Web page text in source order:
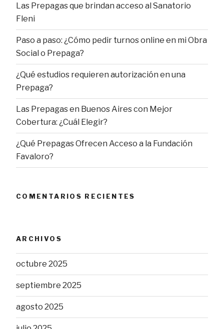
Las Prepagas que brindan acceso al Sanatorio
Fleni
Paso a paso: ¿Cómo pedir turnos online en mi Obra
Social o Prepaga?
¿Qué estudios requieren autorización en una
Prepaga?
Las Prepagas en Buenos Aires con Mejor
Cobertura: ¿Cuál Elegir?
¿Qué Prepagas Ofrecen Acceso a la Fundación
Favaloro?
COMENTARIOS RECIENTES
ARCHIVOS
octubre 2025
septiembre 2025
agosto 2025